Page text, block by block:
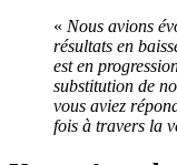
« Nous avions
résultats en
est en
substitution de
vous aviez
fois à travers la